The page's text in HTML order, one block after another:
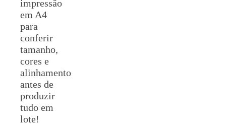
impressão
em A4
para
conferir
tamanho,
cores e
alinhamento
antes de
produzir
tudo em
lote!